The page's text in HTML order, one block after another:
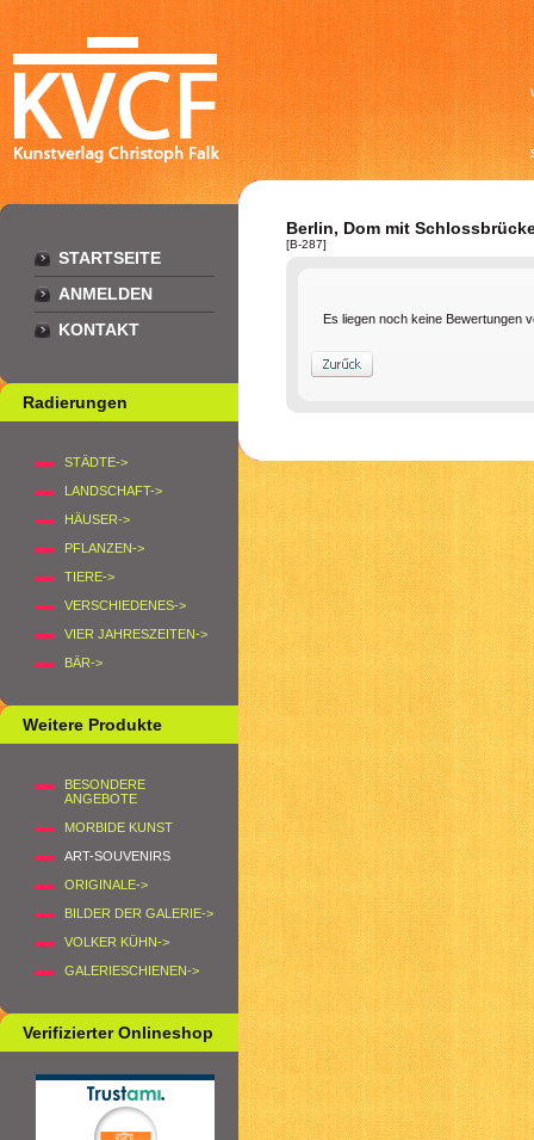
STARTSEITE
ANMELDEN
KONTAKT
Radierungen
STÄDTE->
LANDSCHAFT->
HÄUSER->
PFLANZEN->
TIERE->
VERSCHIEDENES->
VIER JAHRESZEITEN->
BÄR->
Weitere Produkte
BESONDERE
ANGEBOTE
MORBIDE KUNST
ART-SOUVENIRS
ORIGINALE->
BILDER DER GALERIE->
VOLKER KÜHN->
GALERIESCHIENEN->
Verifizierter Onlineshop
Berlin, Dom mit
[B-287]
Es liegen noch keine Bewertungen